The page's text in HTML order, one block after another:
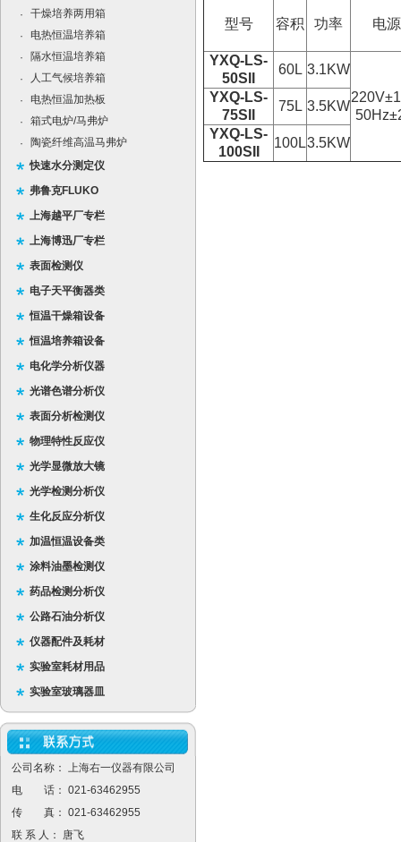
·
干燥培养两用箱
·
电热恒温培养箱
·
隔水恒温培养箱
·
人工气候培养箱
·
电热恒温加热板
·
箱式电炉/马弗炉
·
陶瓷纤维高温马弗炉
快速水分测定仪
弗鲁克FLUKO
上海越平厂专栏
上海博迅厂专栏
表面检测仪
电子天平衡器类
恒温干燥箱设备
恒温培养箱设备
电化学分析仪器
光谱色谱分析仪
表面分析检测仪
物理特性反应仪
光学显微放大镜
光学检测分析仪
生化反应分析仪
加温恒温设备类
涂料油墨检测仪
药品检测分析仪
公路石油分析仪
仪器配件及耗材
实验室耗材用品
实验室玻璃器皿
公司名称： 上海右一仪器有限公司
电 话： 021-63462955
传 真： 021-63462955
联 系 人： 唐飞
型号 容积 功率 电源
YXQ-LS-
50SII
60L 3.1KW
YXQ-LS-
75SII
75L 3.5KW
YXQ-LS-
100SII
100L3.5KW